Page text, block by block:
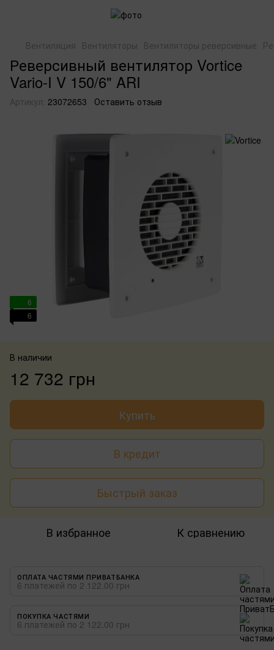
Вентиляция Вентиляторы Вентиляторы реверсивные
Реверсивный вентилятор Vortice
Vario-I V 150/6" ARI
Артикул: 23072653 Оставить отзыв
6
6
В наличии
12 732 грн
Купить
В кредит
Быстрый заказ
В избранное К сравнению
ОПЛАТА ЧАСТЯМИ ПРИВАТБАНКА
6 платежей по 2 122.00 грн
ПОКУПКА ЧАСТЯМИ
6 платежей по 2 122.00 грн